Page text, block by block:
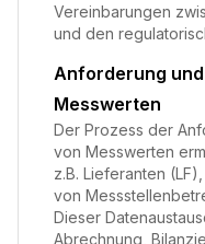
Vereinbarungen
und den
Anforderung
Messwerten
Der Prozess der
von Messwerten
z.B. Lieferanten
von
Dieser
Abrechnung,